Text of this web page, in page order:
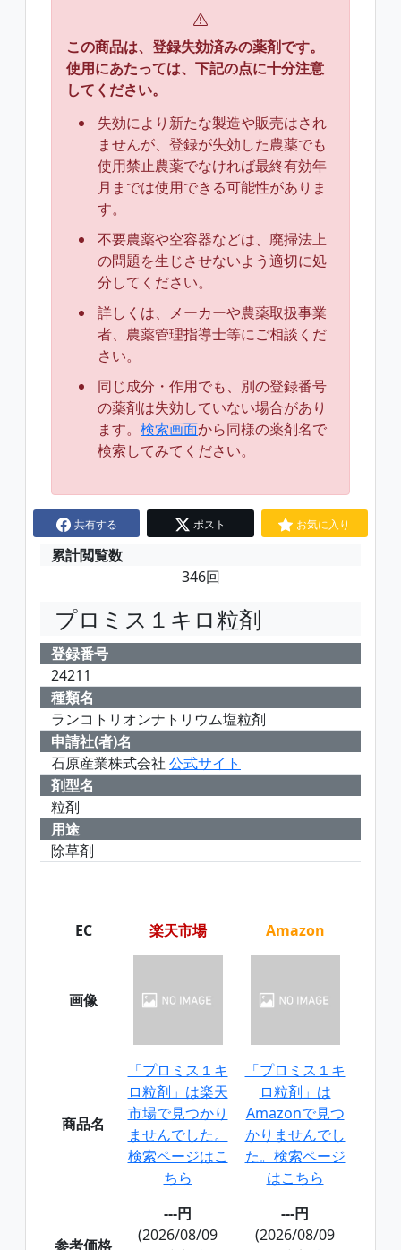
この商品は、登録失効済みの薬剤です。
使用にあたっては、下記の点に十分注意
してください。
失効により新たな製造や販売はされ
ませんが、登録が失効した農薬でも
使用禁止農薬でなければ最終有効年
月までは使用できる可能性がありま
す。
不要農薬や空容器などは、廃掃法上
の問題を生じさせないよう適切に処
分してください。
詳しくは、メーカーや農薬取扱事業
者、農薬管理指導士等にご相談くだ
さい。
同じ成分・作用でも、別の登録番号
の薬剤は失効していない場合があり
ます。 検索画面から同様の薬剤名で
検索してみてください。
共有する ポスト お気に入り
累計閲覧数
346回
プロミス１キロ粒剤
登録番号
24211
種類名
ランコトリオンナトリウム塩粒剤
申請社(者)名
石原産業株式会社 公式サイト
剤型名
粒剤
用途
除草剤
EC 楽天市場 Amazon
画像
商品名
「プロミス１キ
ロ粒剤」は楽天
市場で見つかり
ませんでした。
検索ページはこ
ちら
「プロミス１キ
ロ粒剤」は
Amazonで見つ
かりませんでし
た。検索ページ
はこちら
参考価格
---円
(2026/08/09
---円
(2026/08/09